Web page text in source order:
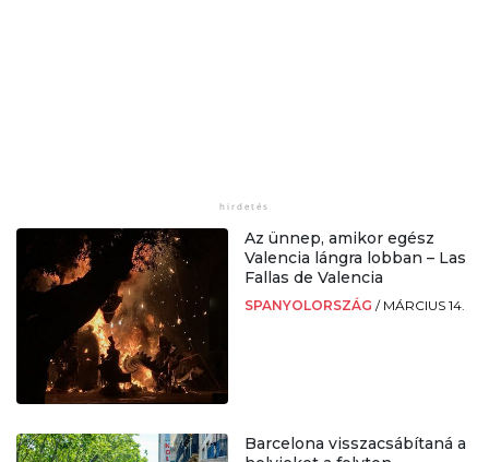
Az ünnep, amikor egész
Valencia lángra lobban – Las
Fallas de Valencia
SPANYOLORSZÁG / MÁRCIUS 14.
Barcelona visszacsábítaná a